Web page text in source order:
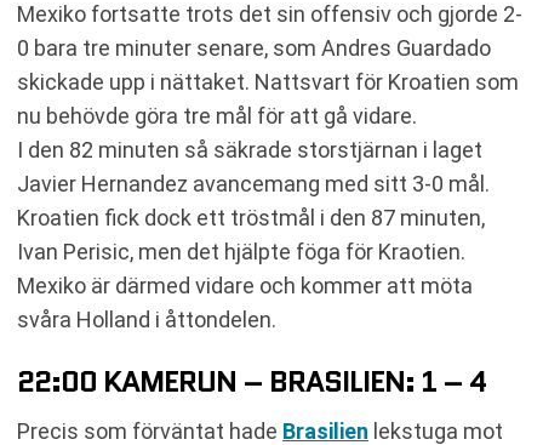
Mexiko fortsatte trots det sin offensiv och gjorde 2-
0 bara tre minuter senare, som Andres Guardado
skickade upp i nättaket. Nattsvart för Kroatien som
nu behövde göra tre mål för att gå vidare.
I den 82 minuten så säkrade storstjärnan i laget
Javier Hernandez avancemang med sitt 3-0 mål.
Kroatien fick dock ett tröstmål i den 87 minuten,
Ivan Perisic, men det hjälpte föga för Kraotien.
Mexiko är därmed vidare och kommer att möta
svåra Holland i åttondelen.
22:00 KAMERUN – BRASILIEN: 1 – 4
Precis som förväntat hade Brasilien lekstuga mot